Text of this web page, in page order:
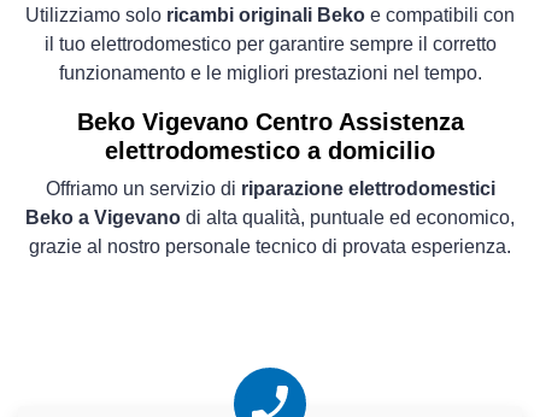
Utilizziamo solo ricambi originali Beko e compatibili con
il tuo elettrodomestico per garantire sempre il corretto
funzionamento e le migliori prestazioni nel tempo.
Beko Vigevano Centro Assistenza
elettrodomestico a domicilio
Offriamo un servizio di riparazione elettrodomestici
Beko a Vigevano di alta qualità, puntuale ed economico,
grazie al nostro personale tecnico di provata esperienza.